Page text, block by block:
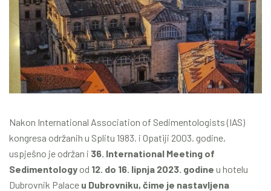
Nakon International Association of Sedimentologists (IAS)
kongresa održanih u Splitu 1983. i Opatiji 2003. godine,
uspješno je održan i 36. International Meeting of
Sedimentology od 12. do 16. lipnja 2023. godine u hotelu
Dubrovnik Palace u Dubrovniku, čime je nastavljena